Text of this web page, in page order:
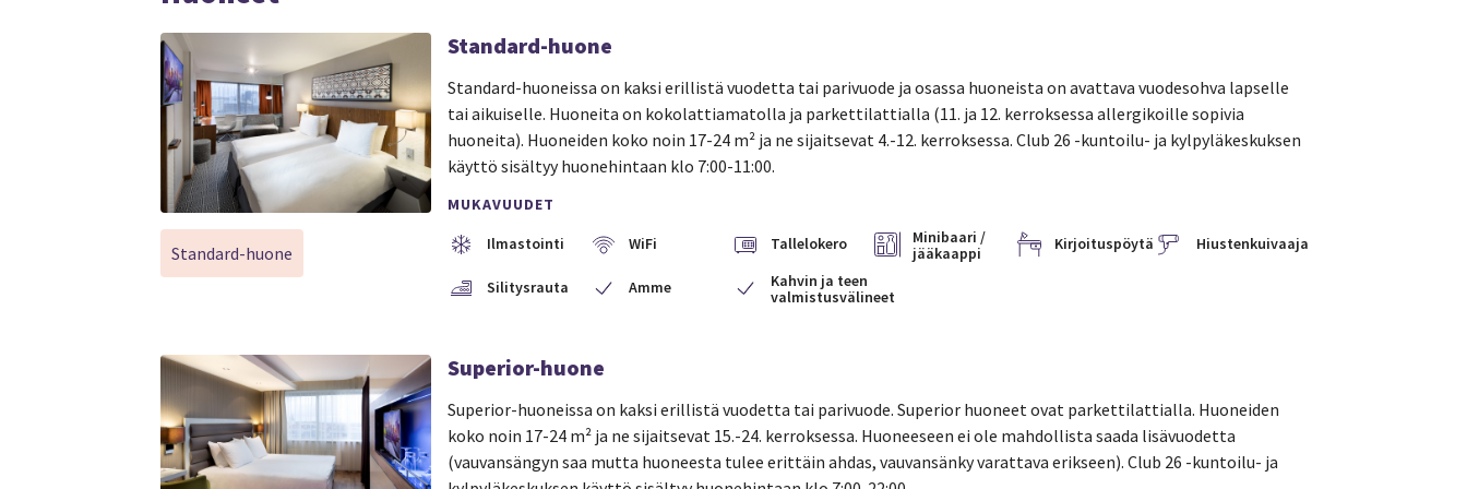
Standard-huone
Standard-huone
Standard-huoneissa on kaksi erillistä vuodetta tai parivuode ja osassa huoneista on avattava vuodesohva lapselle
tai aikuiselle. Huoneita on kokolattiamatolla ja parkettilattialla (11. ja 12. kerroksessa allergikoille sopivia
huoneita). Huoneiden koko noin 17-24 m² ja ne sijaitsevat 4.-12. kerroksessa. Club 26 -kuntoilu- ja kylpyläkeskuksen
käyttö sisältyy huonehintaan klo 7:00-11:00.
MUKAVUUDET
Ilmastointi
WiFi Tallelokero
Minibaari /
jääkaappi
Kirjoituspöytä Hiustenkuivaaja
Silitysrauta Amme
Kahvin ja teen
valmistusvälineet
Superior-huone
Superior-huoneissa on kaksi erillistä vuodetta tai parivuode. Superior huoneet ovat parkettilattialla. Huoneiden
koko noin 17-24 m² ja ne sijaitsevat 15.-24. kerroksessa. Huoneeseen ei ole mahdollista saada lisävuodetta
(vauvansängyn saa mutta huoneesta tulee erittäin ahdas, vauvansänky varattava erikseen). Club 26 -kuntoilu- ja